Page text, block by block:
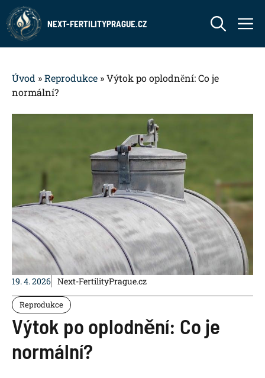
Přeskočit
na
obsah
NEXT-FERTILITYPRAGUE.CZ
Úvod »Reprodukce »Výtok po oplodnění: Co je
normální?
19. 4. 2026 Next-FertilityPrague.cz
Reprodukce
Výtok po oplodnění: Co je
normální?